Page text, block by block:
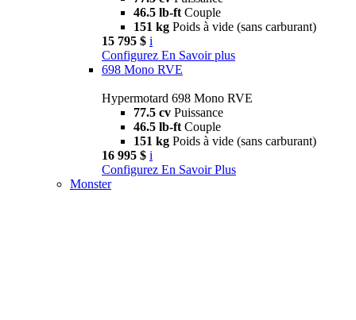
46.5 lb-ft Couple
151 kg Poids à vide (sans carburant)
15 795 $ i
Configurez En Savoir plus
698 Mono RVE
Hypermotard 698 Mono RVE
77.5 cv Puissance
46.5 lb-ft Couple
151 kg Poids à vide (sans carburant)
16 995 $ i
Configurez En Savoir Plus
Monster